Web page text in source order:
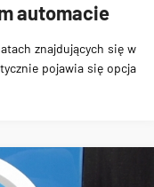
automacie
znajdujących się w
pojawia się opcja